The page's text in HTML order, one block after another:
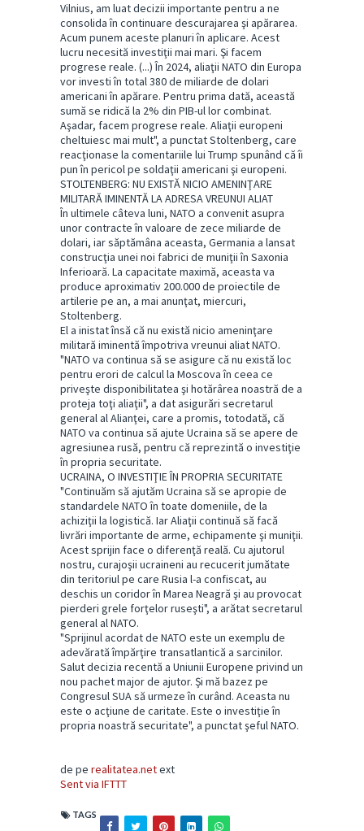
Vilnius, am luat decizii importante pentru a ne
consolida în continuare descurajarea şi apărarea.
Acum punem aceste planuri în aplicare. Acest
lucru necesită investiţii mai mari. Şi facem
progrese reale. (...) În 2024, aliaţii NATO din Europa
vor investi în total 380 de miliarde de dolari
americani în apărare. Pentru prima dată, această
sumă se ridică la 2% din PIB-ul lor combinat.
Aşadar, facem progrese reale. Aliaţii europeni
cheltuiesc mai mult", a punctat Stoltenberg, care
reacţionase la comentariile lui Trump spunând că îi
pun în pericol pe soldaţii americani şi europeni.
STOLTENBERG: NU EXISTĂ NICIO AMENINŢARE
MILITARĂ IMINENTĂ LA ADRESA VREUNUI ALIAT
În ultimele câteva luni, NATO a convenit asupra
unor contracte în valoare de zece miliarde de
dolari, iar săptămâna aceasta, Germania a lansat
construcţia unei noi fabrici de muniţii în Saxonia
Inferioară. La capacitate maximă, aceasta va
produce aproximativ 200.000 de proiectile de
artilerie pe an, a mai anunţat, miercuri,
Stoltenberg.
El a inistat însă că nu există nicio ameninţare
militară iminentă împotriva vreunui aliat NATO.
"NATO va continua să se asigure că nu există loc
pentru erori de calcul la Moscova în ceea ce
priveşte disponibilitatea şi hotărârea noastră de a
proteja toţi aliaţii", a dat asigurări secretarul
general al Alianţei, care a promis, totodată, că
NATO va continua să ajute Ucraina să se apere de
agresiunea rusă, pentru că reprezintă o investiţie
în propria securitate.
UCRAINA, O INVESTIŢIE ÎN PROPRIA SECURITATE
"Continuăm să ajutăm Ucraina să se apropie de
standardele NATO în toate domeniile, de la
achiziţii la logistică. Iar Aliaţii continuă să facă
livrări importante de arme, echipamente şi muniţii.
Acest sprijin face o diferenţă reală. Cu ajutorul
nostru, curajoşii ucraineni au recucerit jumătate
din teritoriul pe care Rusia l-a confiscat, au
deschis un coridor în Marea Neagră şi au provocat
pierderi grele forţelor ruseşti", a arătat secretarul
general al NATO.
"Sprijinul acordat de NATO este un exemplu de
adevărată împărţire transatlantică a sarcinilor.
Salut decizia recentă a Uniunii Europene privind un
nou pachet major de ajutor. Şi mă bazez pe
Congresul SUA să urmeze în curând. Aceasta nu
este o acţiune de caritate. Este o investiţie în
propria noastră securitate", a punctat şeful NATO.
de pe realitatea.netext
Sent via IFTTT
TAGS